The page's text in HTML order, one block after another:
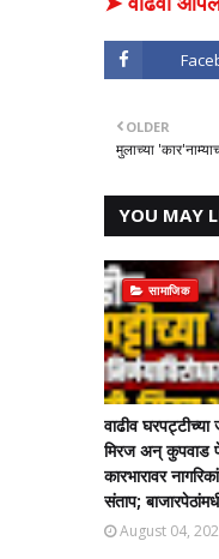
OLDER
मुलाच्या
YOU MAY
सामाजिक
वाढीव घरपट्टीच्या
मिरज अन् कुपवाड
कारभारावर
संताप;
August 04,